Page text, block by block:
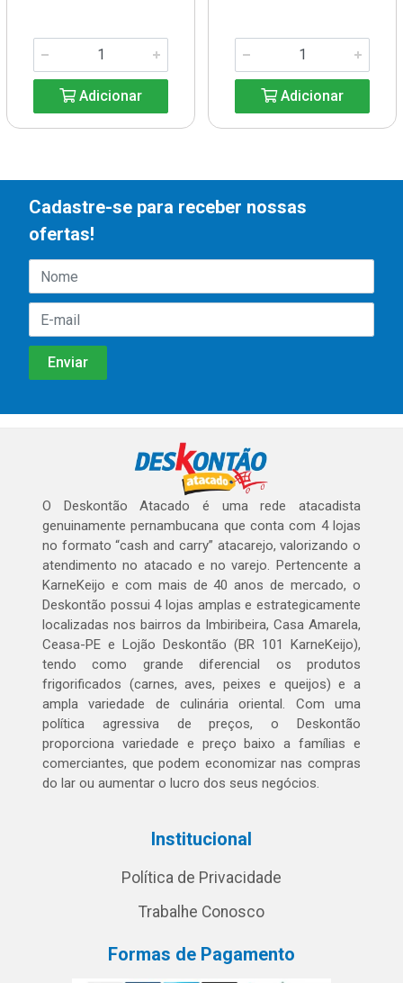
Adicionar Adicionar
Cadastre-se para receber nossas
ofertas!
O Deskontão Atacado é uma rede atacadista
genuinamente pernambucana que conta com 4 lojas
no formato “cash and carry” atacarejo, valorizando o
atendimento no atacado e no varejo. Pertencente a
KarneKeijo e com mais de 40 anos de mercado, o
Deskontão possui 4 lojas amplas e estrategicamente
localizadas nos bairros da Imbiribeira, Casa Amarela,
Ceasa-PE e Lojão Deskontão (BR 101 KarneKeijo),
tendo como grande diferencial os produtos
frigorificados (carnes, aves, peixes e queijos) e a
ampla variedade de culinária oriental. Com uma
política agressiva de preços, o Deskontão
proporciona variedade e preço baixo a famílias e
comerciantes, que podem economizar nas compras
do lar ou aumentar o lucro dos seus negócios.
Institucional
Política de Privacidade
Trabalhe Conosco
Formas de Pagamento